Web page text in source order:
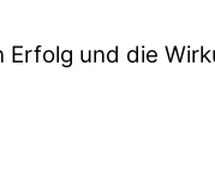
und die